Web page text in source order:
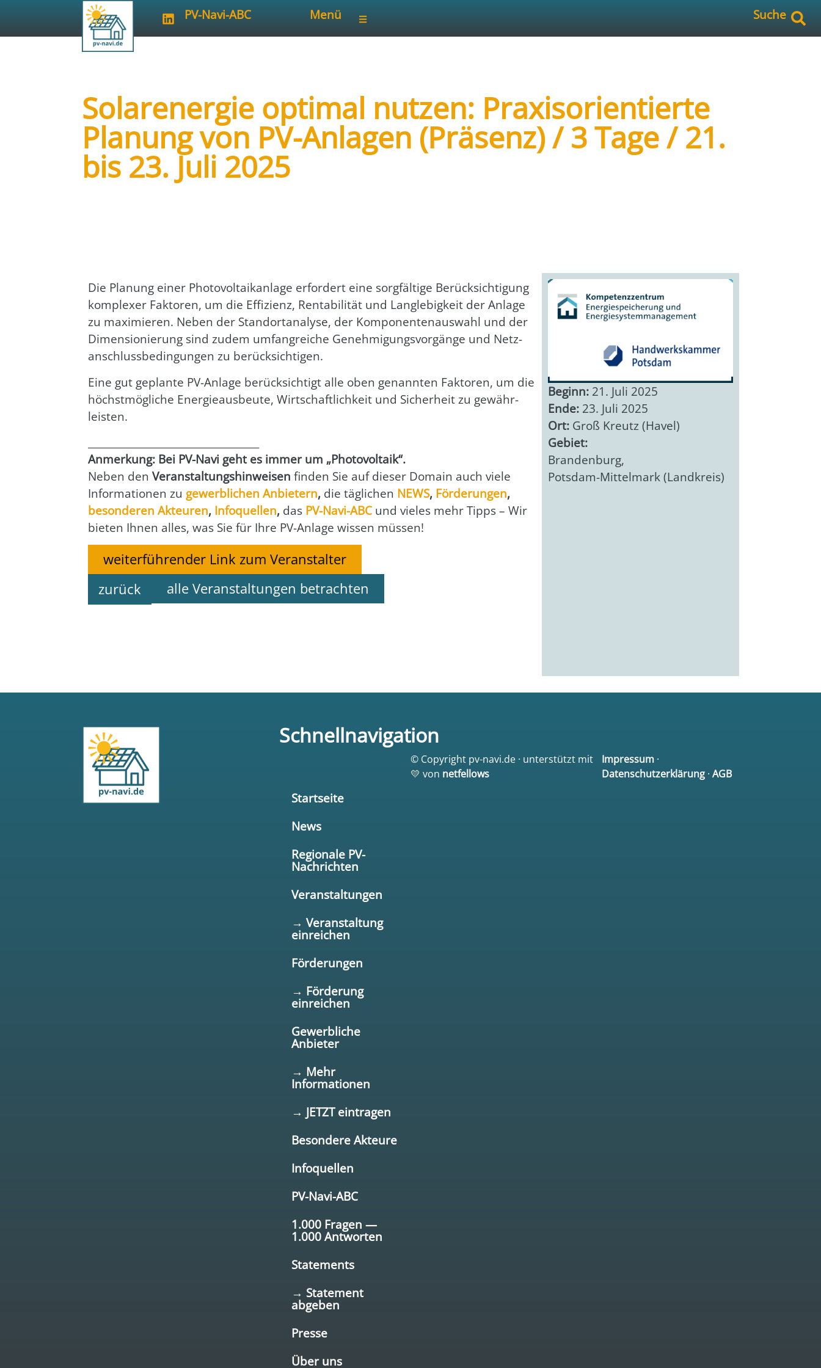
PV-Navi-ABC Menü Suche
Solarenergie optimal nutzen: Praxisorientierte
Planung von PV-Anlagen (Präsenz) / 3 Tage / 21.
bis 23. Juli 2025
Die Pla­nung einer Pho­to­vol­ta­ik­an­la­ge erfor­dert eine sorg­fäl­ti­ge Berück­sich­ti­gung
kom­ple­xer Fak­to­ren, um die Effi­zi­enz, Ren­ta­bi­li­tät und Lang­le­big­keit der Anla­ge
zu maxi­mie­ren. Neben der Stand­ort­ana­ly­se, der Kom­po­nen­ten­aus­wahl und der
Dimen­sio­nie­rung sind zudem umfang­rei­che Geneh­mi­gungs­vor­gän­ge und Netz­
an­schluss­be­din­gun­gen zu berück­sich­ti­gen.
Eine gut geplan­te PV-Anla­ge berück­sich­tigt alle oben genann­ten Fak­to­ren, um die
höchst­mög­li­che Ener­gie­aus­beu­te, Wirt­schaft­lich­keit und Sicher­heit zu gewähr­
leis­ten.
Anmer­kung: Bei PV-Navi geht es immer um „Pho­to­vol­ta­ik“.
Neben denVer­an­stal­tungs­hin­wei­sen fin­den Sie auf die­ser Domain auch vie­le
Infor­ma­tio­nen zu gewerb­li­chen Anbie­tern, die täg­li­chen NEWS, För­de­run­gen,
beson­de­ren Akteu­ren, Info­quel­len, das PV-Navi-ABCund vie­les mehr Tipps – Wir
bie­ten Ihnen alles, was Sie für Ihre PV-Anla­ge wis­sen müs­sen!
weiterführender Link zum Veranstalter
zurück
alle Veranstaltungen betrachten
Beginn: 21. Juli 2025
Ende: 23. Juli 2025
Ort: Groß Kreutz (Havel)
Gebiet:
Brandenburg,
Potsdam-Mittelmark (Landkreis)
Schnellnavigation
Startseite
News
Regionale PV-
Nachrichten
Veranstaltungen
→ Veranstaltung
einreichen
Förderungen
→ Förderung
einreichen
Gewerbliche
Anbieter
→ Mehr
Informationen
→ JETZT eintragen
Besondere Akteure
Infoquellen
PV-Navi-ABC
1.000 Fragen —
1.000 Antworten
Statements
→ Statement
abgeben
Presse
Über uns
© Copyright pv-navi.de · unterstützt mit
💛 von netfellows
Impressum·
Datenschutzerklärung· AGB